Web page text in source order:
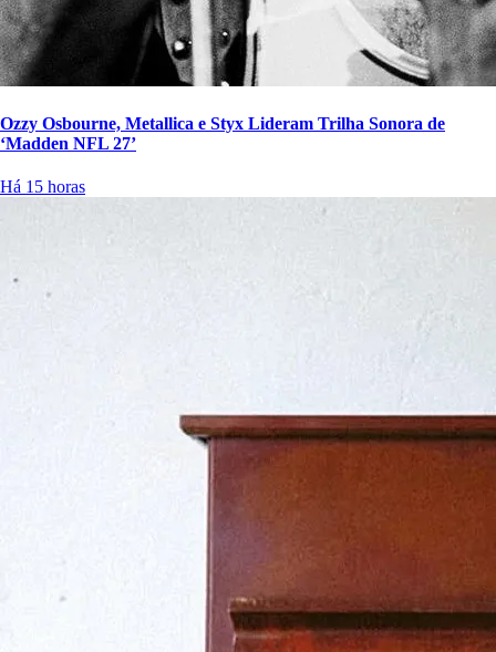
Ozzy Osbourne, Metallica e Styx Lideram Trilha Sonora de
‘Madden NFL 27’
Há 15 horas